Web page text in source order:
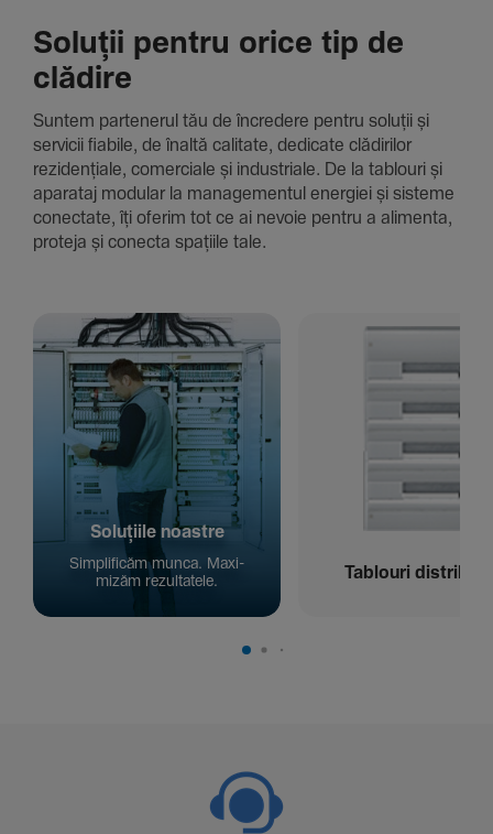
Soluții pentru orice tip de
clădire
Suntem parte­nerul tău de încre­dere pentru soluții și
servicii fiabile, de înaltă cali­tate, dedi­cate clădi­rilor
rezi­den­țiale, comer­ciale și indus­triale. De la tablouri și
aparataj modular la managementul energiei și sisteme
conec­tate, îți oferim tot ce ai nevoie pentru a alimenta,
proteja și conecta spațiile tale.
Solu­țiile noastre
Simpli­ficăm munca. Maxi­
mizăm rezul­ta­tele.
Tablouri